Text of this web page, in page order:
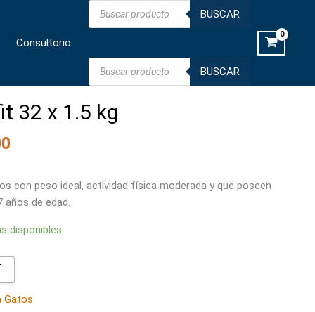
Consultorio
Búsqueda
productos
BUSCAR
Búsqueda
productos
BUSCAR
32 x 1.5 kg
con peso ideal, actividad física moderada y que poseen
años de edad.
disponibles
Gatos
32
x
kg
cantidad